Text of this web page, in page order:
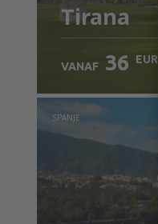
Tirana
VANAF 36 EUR
SPANJE